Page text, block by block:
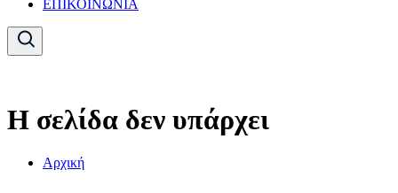
ΕΠΙΚΟΙΝΩΝΙΑ
Η σελίδα δεν υπάρχει
Αρχική